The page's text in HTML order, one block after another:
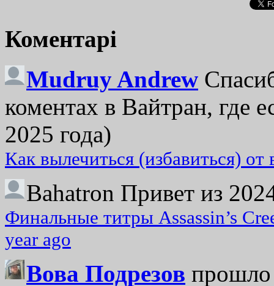
Коментарі
Mudruy Andrew
коментах в Вайтран, где
2025 года)
Как вылечиться (избавиться)
Bahatron Привет из
Финальные титры Assassin’s
year ago
Вова Подрезов прошло